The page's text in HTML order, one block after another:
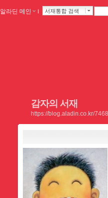
알라딘 메인 ｌ 서재통합 검색
감자의 서재
https://blog.aladin.co.kr/